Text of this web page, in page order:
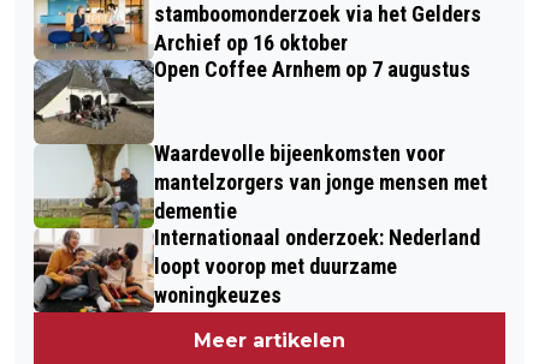
stamboomonderzoek via het Gelders
Archief op 16 oktober
Open Coffee Arnhem op 7 augustus
Waardevolle bijeenkomsten voor
mantelzorgers van jonge mensen met
dementie
Internationaal onderzoek: Nederland
loopt voorop met duurzame
woningkeuzes
Meer artikelen